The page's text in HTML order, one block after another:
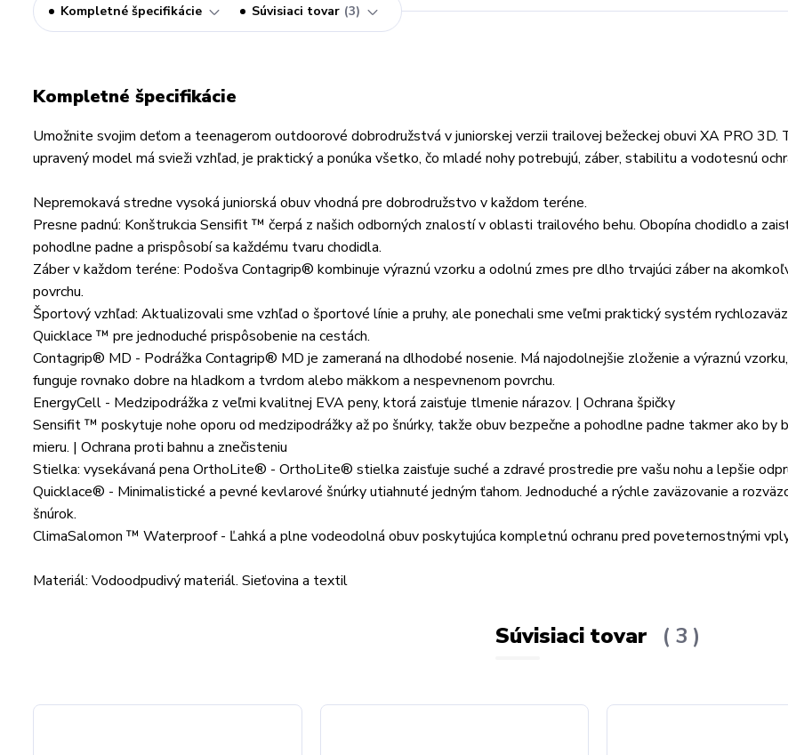
Kompletné špecifikácie Súvisiaci tovar 3
Kompletné špecifikácie
Umožnite svojim deťom a teenagerom outdoorové dobrodružstvá v juniorskej verzii trailovej bežeckej obuvi XA PRO 3D.
upravený model má svieži vzhľad, je praktický a ponúka všetko, čo mladé nohy potrebujú, záber, stabilitu a vodotesnú
Nepremokavá stredne vysoká juniorská obuv vhodná pre dobrodružstvo v každom teréne.
Presne padnú: Konštrukcia Sensifit ™ čerpá z našich odborných znalostí v oblasti trailového behu. Obopína chodidlo a
pohodlne padne a prispôsobí sa každému tvaru chodidla.
Záber v každom teréne: Podošva Contagrip® kombinuje výraznú vzorku a odolnú zmes pre dlho trvajúci záber na
povrchu.
Športový vzhľad: Aktualizovali sme vzhľad o športové línie a pruhy, ale ponechali sme veľmi praktický systém
Quicklace ™ pre jednoduché prispôsobenie na cestách.
Contagrip® MD - Podrážka Contagrip® MD je zameraná na dlhodobé nosenie. Má najodolnejšie zloženie a výraznú
funguje rovnako dobre na hladkom a tvrdom alebo mäkkom a nespevnenom povrchu.
EnergyCell - Medzipodrážka z veľmi kvalitnej EVA peny, ktorá zaisťuje tlmenie nárazov. | Ochrana špičky
Sensifit ™ poskytuje nohe oporu od medzipodrážky až po šnúrky, takže obuv bezpečne a pohodlne padne takmer ako by
mieru. | Ochrana proti bahnu a znečisteniu
Stielka: vysekávaná pena OrthoLite® - OrthoLite® stielka zaisťuje suché a zdravé prostredie pre vašu nohu a lepšie
Quicklace® - Minimalistické a pevné kevlarové šnúrky utiahnuté jedným ťahom. Jednoduché a rýchle zaväzovanie a
šnúrok.
ClimaSalomon ™ Waterproof - Ľahká a plne vodeodolná obuv poskytujúca kompletnú ochranu pred poveternostnými
Materiál: Vodoodpudivý materiál. Sieťovina a textil
Súvisiaci tovar 3